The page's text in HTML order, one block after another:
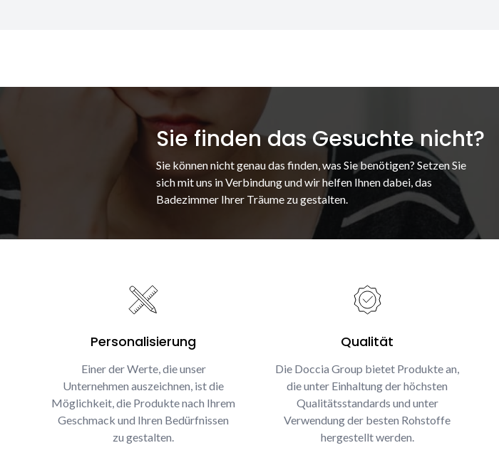
Sie finden das Gesuchte nicht?
Sie können nicht genau das finden, was Sie benötigen? Setzen Sie
sich mit uns in Verbindung und wir helfen Ihnen dabei, das
Badezimmer Ihrer Träume zu gestalten.
Personalisierung
Einer der Werte, die unser
Unternehmen auszeichnen, ist die
Möglichkeit, die Produkte nach Ihrem
Geschmack und Ihren Bedürfnissen
zu gestalten.
Qualität
Die Doccia Group bietet Produkte an,
die unter Einhaltung der höchsten
Qualitätsstandards und unter
Verwendung der besten Rohstoffe
hergestellt werden.